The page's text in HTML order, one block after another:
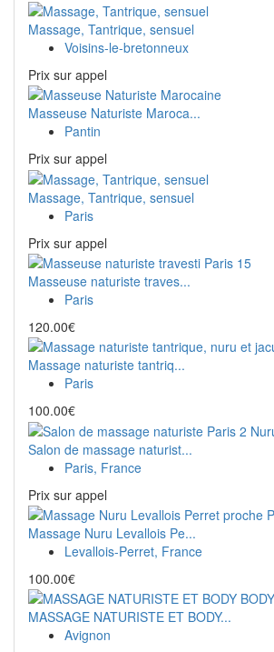
Massage, Tantrique, sensuel
Voisins-le-bretonneux
Prix ​​sur appel
Masseuse Naturiste Maroca...
Pantin
Prix ​​sur appel
Massage, Tantrique, sensuel
Paris
Prix ​​sur appel
Masseuse naturiste traves...
Paris
120.00€
Massage naturiste tantriq...
Paris
100.00€
Salon de massage naturist...
Paris, France
Prix ​​sur appel
Massage Nuru Levallois Pe...
Levallois-Perret, France
100.00€
MASSAGE NATURISTE ET BODY...
Avignon